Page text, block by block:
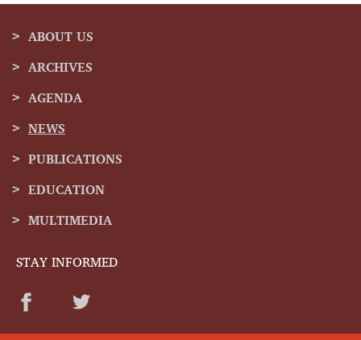
Navigation
menu
ABOUT US
ARCHIVES
AGENDA
NEWS
PUBLICATIONS
EDUCATION
MULTIMEDIA
STAY INFORMED